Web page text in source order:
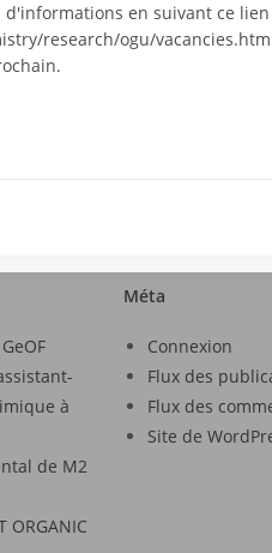
en suivant ce lien
research/ogu/
à
de M2
ORGANIC
Méta
Connexion
Flux des
Flux des
Site de